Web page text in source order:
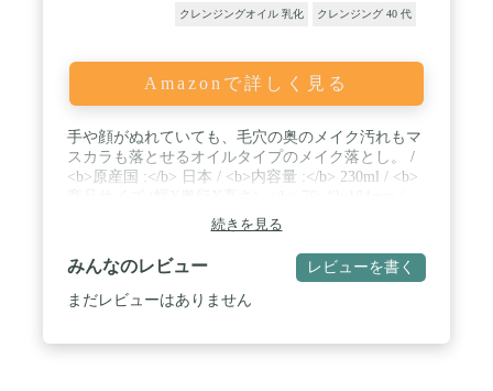
クレンジングオイル 乳化 クレンジング 40 代
Amazonで詳しく見る
手や顔がぬれていても、毛穴の奥のメイク汚れもマ
スカラも落とせるオイルタイプのメイク落とし。 /
<b>原産国 :</b> 日本 / <b>内容量 :</b> 230ml / <b>
続きを見る
みんなのレビュー レビューを書く
まだレビューはありません